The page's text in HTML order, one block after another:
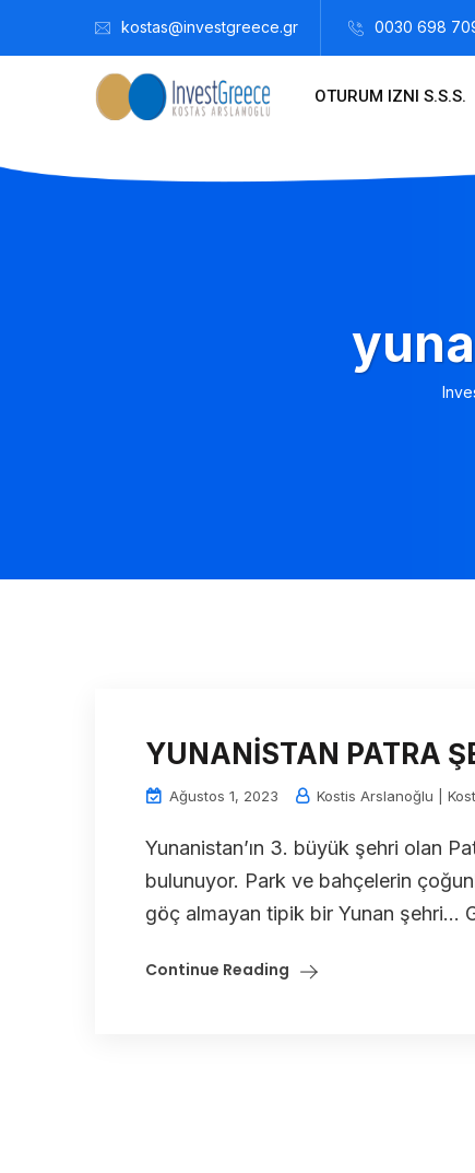
kostas@investgreece.gr 0030 698
OTURUM IZNI S.S.S.
YUNANİSTAN PATRA
Ağustos 1, 2023 Kostis Arslanoğlu |
Yunanistan’ın 3. büyük şehri olan
bulunuyor. Park ve bahçelerin
göç almayan tipik bir Yunan şehri…
Continue Reading